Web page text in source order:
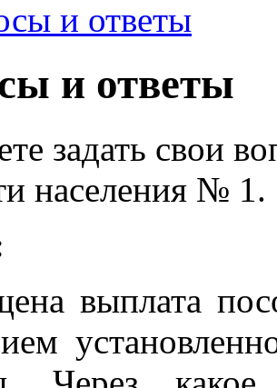
и ответы
и ответы
задать свои
населения № 1.
выплата